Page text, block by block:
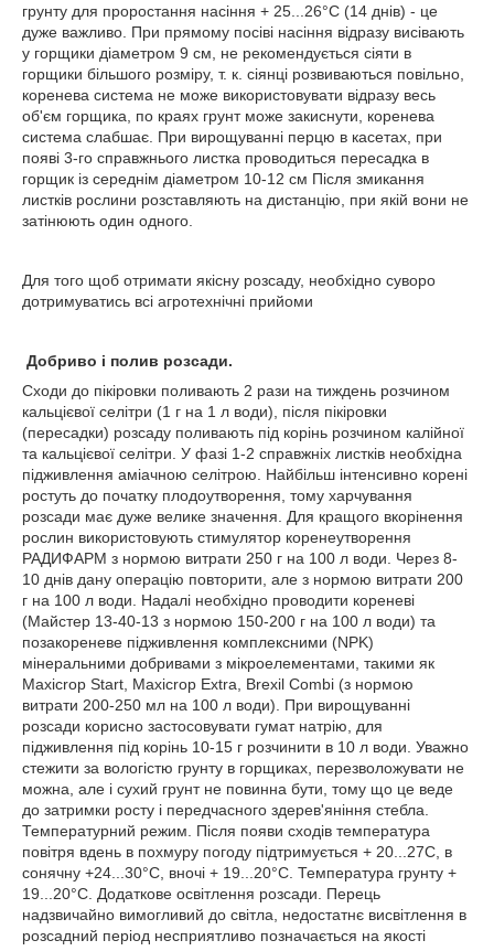
грунту для проростання насіння + 25...26°С (14 днів) - це
дуже важливо. При прямому посіві насіння відразу висівають
у горщики діаметром 9 см, не рекомендується сіяти в
горщики більшого розміру, т. к. сіянці розвиваються повільно,
коренева система не може використовувати відразу весь
об'єм горщика, по краях грунт може закиснути, коренева
система слабшає. При вирощуванні перцю в касетах, при
появі 3-го справжнього листка проводиться пересадка в
горщик із середнім діаметром 10-12 см Після змикання
листків рослини розставляють на дистанцію, при якій вони не
затінюють один одного.
Для того щоб отримати якісну розсаду, необхідно суворо
дотримуватись всі агротехнічні прийоми
Добриво і полив розсади.
Сходи до пікіровки поливають 2 рази на тиждень розчином
кальцієвої селітри (1 г на 1 л води), після пікіровки
(пересадки) розсаду поливають під корінь розчином калійної
та кальцієвої селітри. У фазі 1-2 справжніх листків необхідна
підживлення аміачною селітрою. Найбільш інтенсивно корені
ростуть до початку плодоутворення, тому харчування
розсади має дуже велике значення. Для кращого вкорінення
рослин використовують стимулятор коренеутворення
РАДИФАРМ з нормою витрати 250 г на 100 л води. Через 8-
10 днів дану операцію повторити, але з нормою витрати 200
г на 100 л води. Надалі необхідно проводити кореневі
(Майстер 13-40-13 з нормою 150-200 г на 100 л води) та
позакореневе підживлення комплексними (NPK)
мінеральними добривами з мікроелементами, такими як
Maxicrop Start, Maxicrop Extra, Brexil Combi (з нормою
витрати 200-250 мл на 100 л води). При вирощуванні
розсади корисно застосовувати гумат натрію, для
підживлення під корінь 10-15 г розчинити в 10 л води. Уважно
стежити за вологістю грунту в горщиках, перезволожувати не
можна, але і сухий грунт не повинна бути, тому що це веде
до затримки росту і передчасного здерев'яніння стебла.
Температурний режим. Після появи сходів температура
повітря вдень в похмуру погоду підтримується + 20...27С, в
сонячну +24...30°С, вночі + 19...20°С. Температура грунту +
19...20°С. Додаткове освітлення розсади. Перець
надзвичайно вимогливий до світла, недостатнє висвітлення в
розсадний період несприятливо позначається на якості